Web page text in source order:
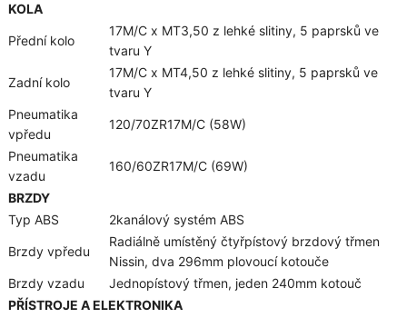
KOLA
Přední kolo
17M/C x MT3,50 z lehké slitiny, 5 paprsků ve
tvaru Y
Zadní kolo
17M/C x MT4,50 z lehké slitiny, 5 paprsků ve
tvaru Y
Pneumatika
vpředu
120/70ZR17M/C (58W)
Pneumatika
vzadu
160/60ZR17M/C (69W)
BRZDY
Typ ABS
2kanálový systém ABS
Brzdy vpředu
Radiálně umístěný čtyřpístový brzdový třmen
Nissin, dva 296mm plovoucí kotouče
Brzdy vzadu
Jednopístový třmen, jeden 240mm kotouč
PŘÍSTROJE A ELEKTRONIKA